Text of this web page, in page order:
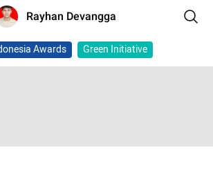
Rayhan Devangga
Awards Green Initiative